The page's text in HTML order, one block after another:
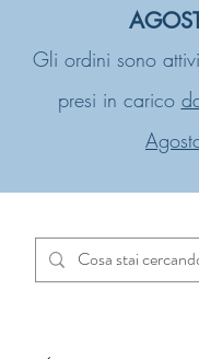
Gli ordini sono
presi in carico